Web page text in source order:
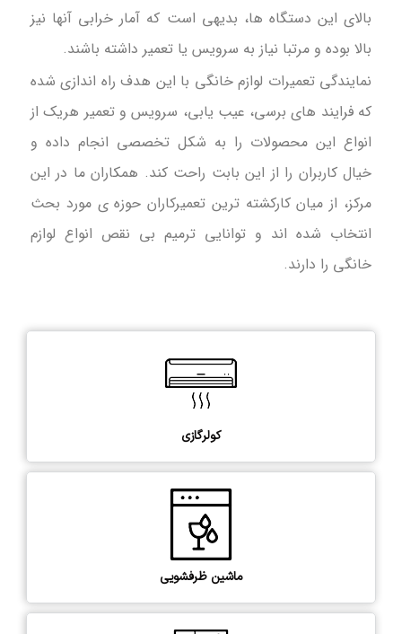
بالای این دستگاه ها، بدیهی است که آمار خرابی آنها نیز
بالا بوده و مرتبا نیاز به سرویس یا تعمیر داشته باشند.
نمایندگی تعمیرات لوازم خانگی با این هدف راه اندازی شده
که فرایند های برسی، عیب یابی، سرویس و تعمیر هریک از
انواع این محصولات را به شکل تخصصی انجام داده و
خیال کاربران را از این بابت راحت کند. همکاران ما در این
مرکز، از میان کارکشته ترین تعمیرکاران حوزه ی مورد بحث
انتخاب شده اند و توانایی ترمیم بی نقص انواع لوازم
خانگی را دارند.
کولرگازی
ماشین ظرفشویی